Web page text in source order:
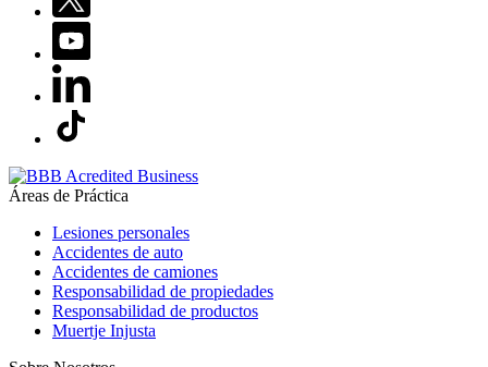
Áreas de Práctica
Lesiones personales
Accidentes de auto
Accidentes de camiones
Responsabilidad de propiedades
Responsabilidad de productos
Muertje Injusta